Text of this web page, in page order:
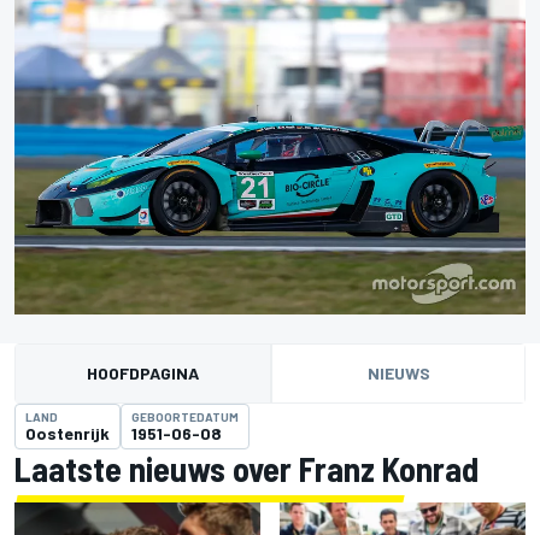
HOOFDPAGINA NIEUWS
LAND
Oostenrijk
GEBOORTEDATUM
1951-06-08
Laatste nieuws over Franz Konrad